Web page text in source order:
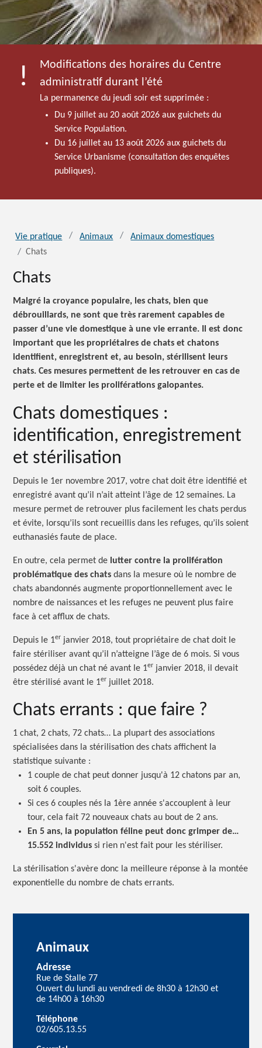
Modifications des horaires du Centre
administratif durant l’été
La permanence du jeudi soir est supprimée :
Du 9 juillet au 20 août 2026 aux guichets du
Service Population.
Du 16 juillet au 13 août 2026 aux guichets du
Service Urbanisme (consultation des enquêtes
publiques).
Vie pratique Animaux
Animaux domestiques
Chats
Chats
Malgré la croyance populaire, les chats, bien que
débrouillards, ne sont que très rarement capables de
passer d’une vie domestique à une vie errante. Il est donc
important que les propriétaires de chats et chatons
identifient, enregistrent et, au besoin, stérilisent leurs
chats. Ces mesures permettent de les retrouver en cas de
perte et de limiter les proliférations galopantes.
Chats domestiques :
identification, enregistrement
et stérilisation
Depuis le 1er novembre 2017, votre chat doit être identifié et
enregistré avant qu’il n’ait atteint l’âge de 12 semaines. La
mesure permet de retrouver plus facilement les chats perdus
et évite, lorsqu’ils sont recueillis dans les refuges, qu’ils soient
euthanasiés faute de place.
En outre, cela permet de lutter contre la prolifération
problématique des chats dans la mesure où le nombre de
chats abandonnés augmente proportionnellement avec le
nombre de naissances et les refuges ne peuvent plus faire
face à cet afflux de chats.
Depuis le 1er janvier 2018, tout propriétaire de chat doit le
faire stériliser avant qu’il n’atteigne l’âge de 6 mois. Si vous
possédez déjà un chat né avant le 1er janvier 2018, il devait
être stérilisé avant le 1er juillet 2018.
Chats errants : que faire ?
1 chat, 2 chats, 72 chats… La plupart des associations
spécialisées dans la stérilisation des chats affichent la
statistiquesuivante :
1 couple de chat peut donner jusqu'à 12 chatons par an,
soit 6 couples.
Si ces 6 couples nés la 1ère année s'accouplent à leur
tour, cela fait 72 nouveaux chats au bout de 2 ans.
En 5 ans, la population féline peut donc grimper de…
15.552 individus si rien n'est fait pour les stériliser.
La stérilisation s'avère donc la meilleure réponse à la montée
exponentielle du nombre de chats errants.
Animaux
Adresse
Rue de Stalle 77
Ouvert du lundi au vendredi de 8h30 à 12h30 et
de 14h00 à 16h30
Téléphone
02/605.13.55